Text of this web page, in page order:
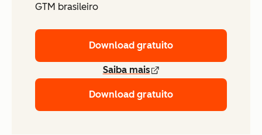
GTM brasileiro
Download gratuito
Saiba mais
Download gratuito